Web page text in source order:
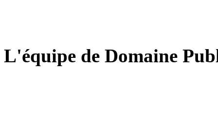
L'équipe de Domaine